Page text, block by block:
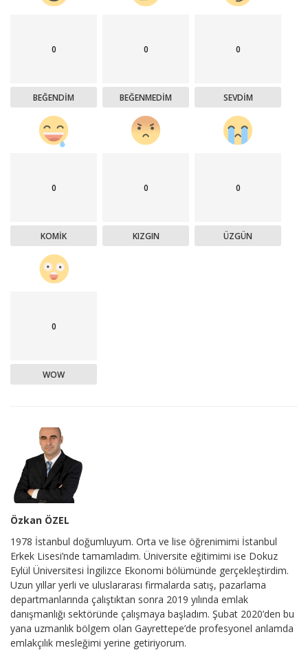
0
BEĞENDIM
0
BEĞENMEDIM
0
SEVDIM
0
KOMIK
0
KIZGIN
0
ÜZGÜN
0
WOW
Özkan ÖZEL
1978 İstanbul doğumluyum. Orta ve lise öğrenimimi İstanbul
Erkek Lisesi’nde tamamladım. Üniversite eğitimimi ise Dokuz
Eylül Üniversitesi İngilizce Ekonomi bölümünde gerçekleştirdim.
Uzun yıllar yerli ve uluslararası firmalarda satış, pazarlama
departmanlarında çalıştıktan sonra 2019 yılında emlak
danışmanlığı sektöründe çalışmaya başladım. Şubat 2020’den bu
yana uzmanlık bölgem olan Gayrettepe’de profesyonel anlamda
emlakçılık mesleğimi yerine getiriyorum.